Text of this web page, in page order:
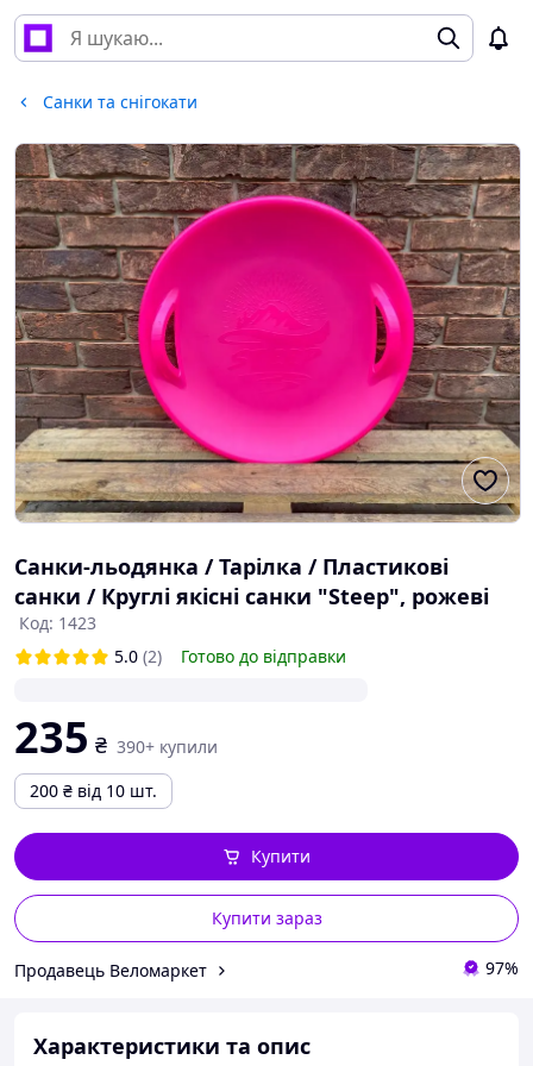
Санки та снігокати
Санки-льодянка / Тарілка / Пластикові
санки / Круглі якісні санки "Steep", рожеві
Код: 1423
5.0 (2) Готово до відправки
235 ₴ 390+ купили
200 ₴ від 10 шт.
Купити зараз
Купити
Продавець Веломаркет 97%
Характеристики та опис